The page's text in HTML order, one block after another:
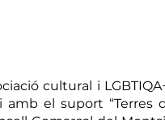
cultural i
el suport “Terres